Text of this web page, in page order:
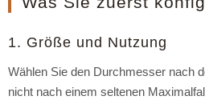
1. Größe und Nutzung
Wählen Sie den Durchmesser nach
nicht nach einem seltenen